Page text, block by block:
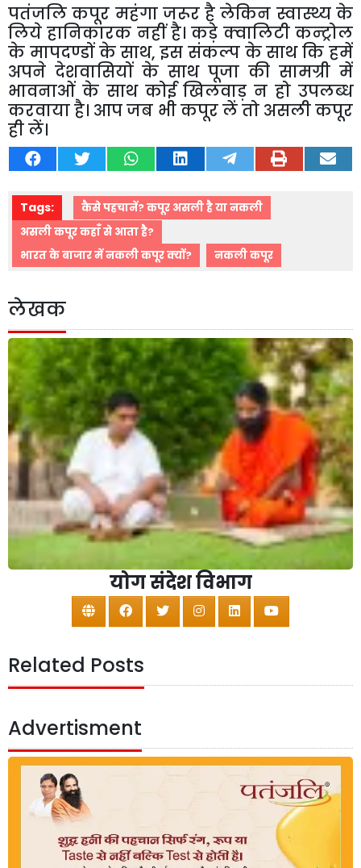
पतंजलि कपूर महंगा जरूर है लेकिन स्वास्थ्य के
लिये हानिकारक नहीं है। कड़े क्वालिटी कन्ट्रोल
के मापदण्डों के साथ,इस संकल्प के साथ कि हमें
अपने देशवासियों के साथ पूजा की सामग्री में
भावनाओं के साथ कोई खिलवाड़ न हो उपलब्ध
करवायाहै। आपजब भीकपूरलेंतो असलीकपूर
हीलें।
Tags:
कैसे पहचानें? कपूर असली है या नकली
असली कपूर कहाँ से आता है?
भारत के बाजार में नकली कपूर क्यों?
नकली कपूर
लेखक
योग संदेश विभाग
Related Posts
Advertisment